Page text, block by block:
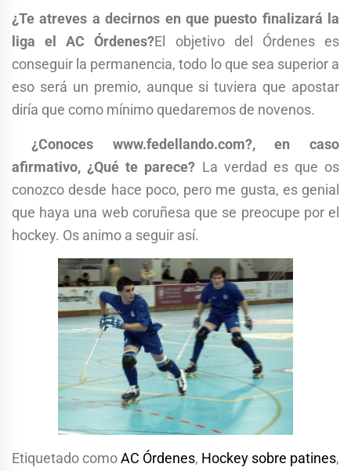
¿Te atreves a decirnos en que puesto finalizará la
liga el AC Órdenes?El objetivo del Órdenes es
conseguir la permanencia, todo lo que sea superior a
eso será un premio, aunque si tuviera que apostar
diría que como mínimo quedaremos de novenos.
¿Conoces www.fedellando.com?, en caso
afirmativo, ¿Qué te parece? La verdad es que os
conozco desde hace poco, pero me gusta, es genial
que haya una web coruñesa que se preocupe por el
hockey. Os animo a seguir así.
Etiquetado comoAC Órdenes, Hockey sobre patines,